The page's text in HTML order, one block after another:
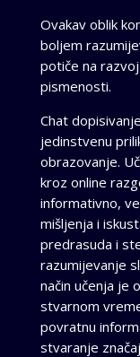
Ovakav oblik
boljem
potiče na
pismenosti.
Chat
jedinstvenu
obrazovanje.
kroz online
informativno,
mišljenja i
predrasuda i
razumijevanje
način učenja je
stvarnom
povratnu
stvaranje